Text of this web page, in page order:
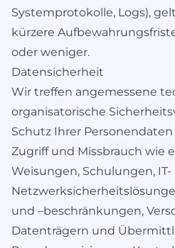
Systemprotokolle, Logs),
kürzere
oder weniger.
Datensicherheit
Wir treffen angemessene
organisatorische
Schutz Ihrer
Zugriff und Missbrauch wie
Weisungen, Schulungen, IT-
und –beschränkungen,
Datenträgern und